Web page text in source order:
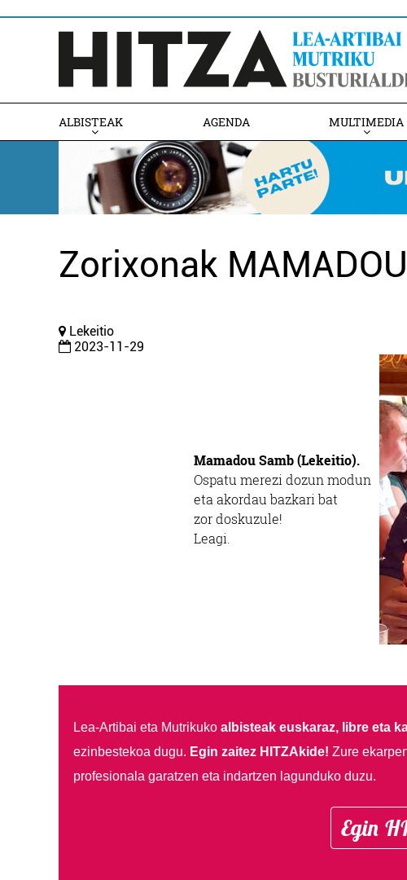
ALBISTEAK AGENDA MULTIMEDIA
Zorixonak
Lekeitio
2023-11-29
Mamadou Samb (Lekeitio).
Ospatu merezi dozun modun
eta akordau bazkari bat
zor doskuzule!
Leagi.
Lea-Artibai eta Mutrikuko albisteak euskaraz, libre eta
ezinbestekoa dugu. Egin zaitez HITZAkide! Zure
profesionala garatzen eta indartzen lagunduko duzu.
Egin